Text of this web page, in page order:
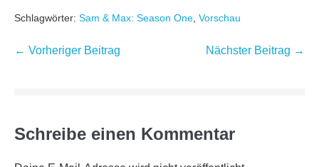
Schlagwörter: Sam & Max: Season One, Vorschau
Beitragsnavigation
← Vorheriger Beitrag Nächster Beitrag →
Schreibe einen Kommentar